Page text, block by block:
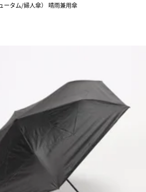
ータム/婦人傘） 晴雨兼用傘